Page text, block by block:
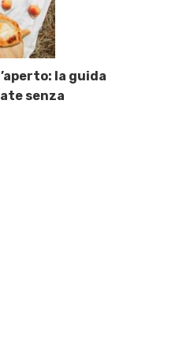
la guida
senza